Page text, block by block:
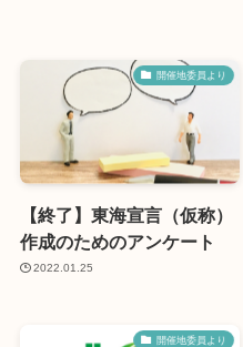
開催地委員より
【終了】東海宣言（仮称）
作成のためのアンケート
2022.01.25
開催地委員より